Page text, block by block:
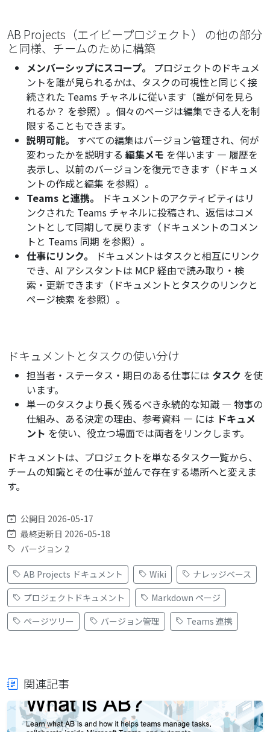
AB Projects（エイビープロジェクト） の他の部分
と同様、チームのために構築
メンバーシップにスコープ。
プロジェクトのドキュメ
ントを誰が見られるかは、タスクの可視性と同じく接
続された Teams チャネルに従います（誰が何を見ら
れるか？ を参照）。個々のページは編集できる人を制
限することもできます。
説明可能。
すべての編集はバージョン管理され、何が
変わったかを説明する 編集メモ を伴います — 履歴を
表示し、以前のバージョンを復元できます（ ドキュメ
ントの作成と編集 を参照）。
Teams と連携。
ドキュメントのアクティビティはリ
ンクされた Teams チャネルに投稿され、返信はコメ
ントとして同期して戻ります（ ドキュメントのコメン
トと Teams 同期 を参照）。
仕事にリンク。
ドキュメントはタスクと相互にリンク
でき、AI アシスタントは MCP 経由で読み取り・検
索・更新できます（ ドキュメントとタスクのリンクと
ページ検索 を参照）。
ドキュメントとタスクの使い分け
担当者・ステータス・期日のある仕事には タスク を使
います。
単一のタスクより長く残るべき永続的な知識 — 物事の
仕組み、ある決定の理由、参考資料 — には ドキュメ
ント を使い、役立つ場面では両者をリンクします。
ドキュメントは、プロジェクトを単なるタスク一覧から、
チームの知識とその仕事が並んで存在する場所へと変えま
す。
公開日 2026-05-17
最終更新日 2026-05-18
バージョン 2
AB Projects ドキュメント Wiki
ナレッジベース
プロジェクトドキュメント
Markdown ページ
ページツリー
バージョン管理 Teams 連携
関連記事